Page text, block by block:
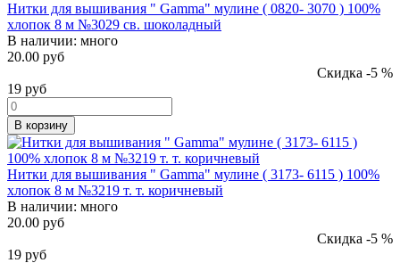
Нитки для вышивания " Gamma" мулине ( 0820- 3070 ) 100%
хлопок 8 м №3029 св. шоколадный
В наличии: много
20.00 руб
Скидка -5 %
19 руб
В корзину
Нитки для вышивания " Gamma" мулине ( 3173- 6115 ) 100%
хлопок 8 м №3219 т. т. коричневый
В наличии: много
20.00 руб
Скидка -5 %
19 руб